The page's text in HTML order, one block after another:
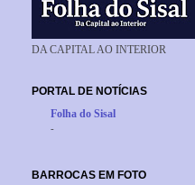
DA CAPITAL AO INTERIOR
PORTAL DE NOTÍCIAS
Folha do Sisal
-
BARROCAS EM FOTO